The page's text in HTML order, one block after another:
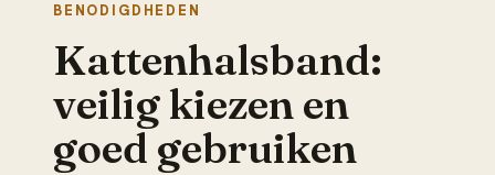
BENODIGDHEDEN
Kattenhalsband:
veilig kiezen en
goed gebruiken